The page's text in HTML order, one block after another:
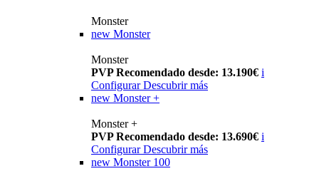
Monster
new Monster
Monster
PVP Recomendado desde: 13.190€ i
Configurar Descubrir más
new Monster +
Monster +
PVP Recomendado desde: 13.690€ i
Configurar Descubrir más
new Monster 100